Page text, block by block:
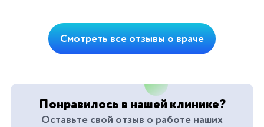
Смотреть все отзывы о враче
Понравилось в нашей клинике?
Оставьте свой отзыв о работе наших